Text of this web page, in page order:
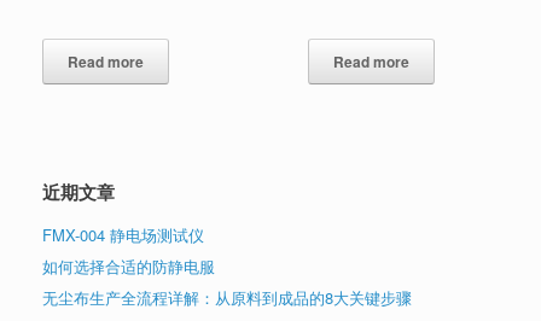
Read more Read more
近期文章
FMX-004 静电场测试仪
如何选择合适的防静电服
无尘布生产全流程详解：从原料到成品的8大关键步骤